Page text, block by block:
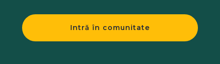
Intră în comunitate